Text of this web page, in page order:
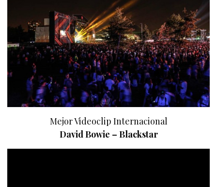
Mejor Videoclip Internacional
David Bowie – Blackstar